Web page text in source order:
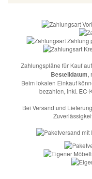
Zahlungspläne für Kauf
Bestelldatum,
Beim lokalen Einkauf
bezahlen, inkl. EC-
Bei Versand und